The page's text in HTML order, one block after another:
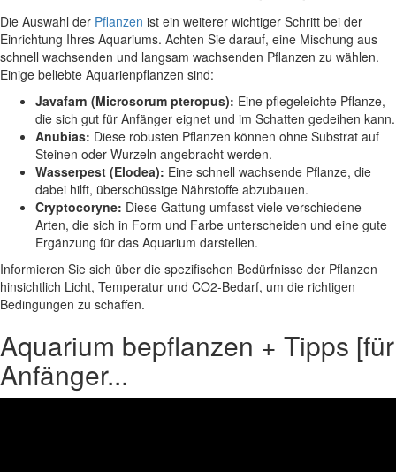
Die Auswahl der Pflanzen ist ein weiterer wichtiger Schritt bei der
Einrichtung Ihres Aquariums. Achten Sie darauf, eine Mischung aus
schnell wachsenden und langsam wachsenden Pflanzen zu wählen.
Einige beliebte Aquarienpflanzen sind:
Javafarn (Microsorum pteropus): Eine pflegeleichte Pflanze,
die sich gut für Anfänger eignet und im Schatten gedeihen kann.
Anubias: Diese robusten Pflanzen können ohne Substrat auf
Steinen oder Wurzeln angebracht werden.
Wasserpest (Elodea): Eine schnell wachsende Pflanze, die
dabei hilft, überschüssige Nährstoffe abzubauen.
Cryptocoryne: Diese Gattung umfasst viele verschiedene
Arten, die sich in Form und Farbe unterscheiden und eine gute
Ergänzung für das Aquarium darstellen.
Informieren Sie sich über die spezifischen Bedürfnisse der Pflanzen
hinsichtlich Licht, Temperatur und CO2-Bedarf, um die richtigen
Bedingungen zu schaffen.
Aquarium bepflanzen + Tipps [für
Anfänger...